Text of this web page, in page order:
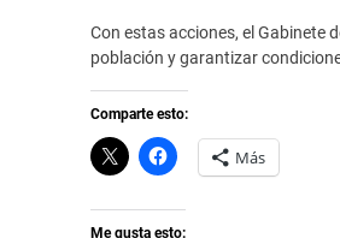
Con estas acciones, el Gabinete
población y garantizar
Comparte esto:
C
l
k
t
H
a
l
i
Más
Me gusta esto: